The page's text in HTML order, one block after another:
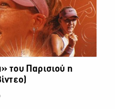
του Παρισιού η